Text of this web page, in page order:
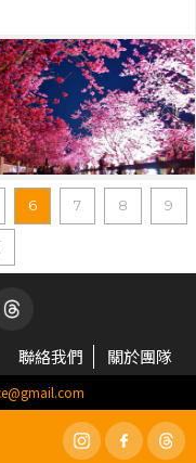
6 7 8 9
聯絡我們 關於團隊